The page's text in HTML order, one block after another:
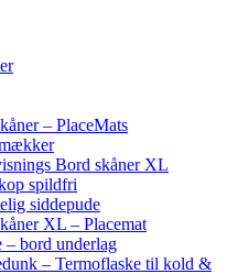
– PlaceMats
Bord skåner XL
spildfri
siddepude
XL – Placemat
bord underlag
– Termoflaske til kold &